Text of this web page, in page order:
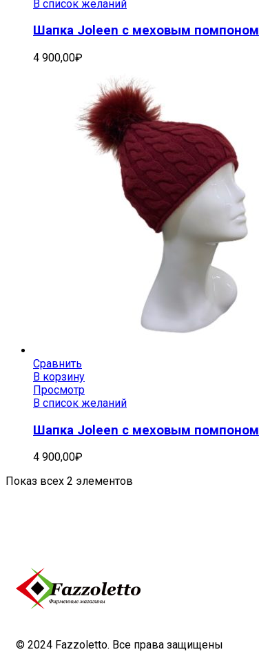
В список желаний
Шапка Joleen с меховым помпоном
4 900,00₽
Сравнить
В корзину
Просмотр
В список желаний
Шапка Joleen с меховым помпоном
4 900,00₽
Показ всех 2 элементов
© 2024 Fazzoletto. Все права защищены